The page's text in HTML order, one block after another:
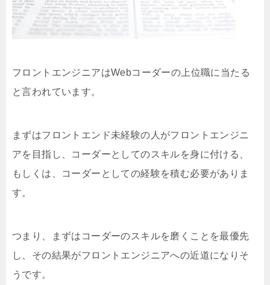
フロントエンジニアはWebコーダーの上位職に当たる
と言われています。
まずはフロントエンド未経験の人がフロントエンジニ
アを目指し、コーダーとしてのスキルを身に付ける、
もしくは、コーダーとしての経験を積む必要がありま
す。
つまり、まずはコーダーのスキルを磨くことを最優先
し、その結果がフロントエンジニアへの近道になりそ
うです。